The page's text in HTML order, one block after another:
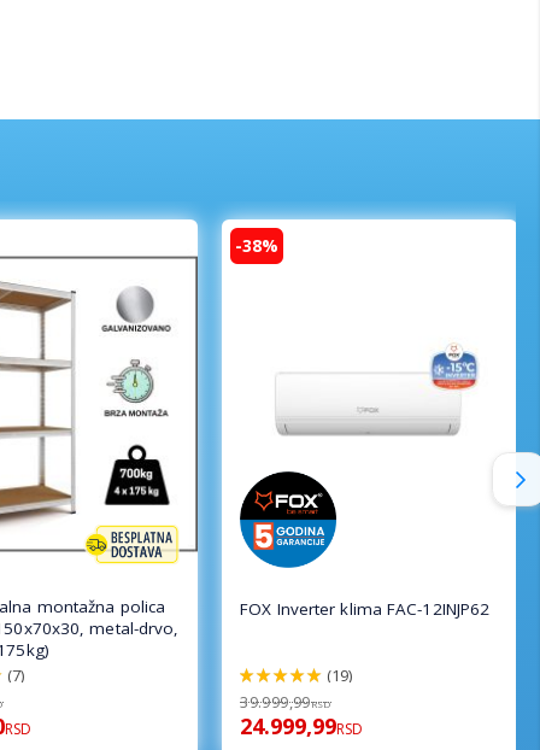
montažna polica
metal-drvo,
(7)
RSD
-38%
FOX Inverter klima FAC-12INJP62
100%
(19)
39.999,99RSD
24.999,99RSD